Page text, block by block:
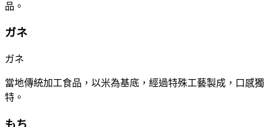
品。
ガネ
ガネ
當地傳統加工食品，以米為基底，經過特殊工藝製成，口感獨
特。
もち